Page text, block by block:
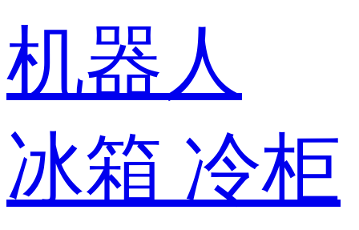
机器人
冰箱 冷柜